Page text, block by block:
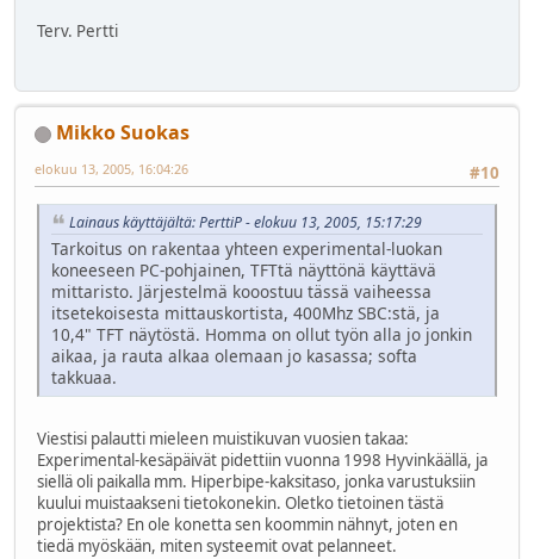
Terv. Pertti
Mikko Suokas
#10
elokuu 13, 2005, 16:04:26
Lainaus käyttäjältä: PerttiP - elokuu 13, 2005, 15:17:29
Tarkoitus on rakentaa yhteen experimental-luokan
koneeseen PC-pohjainen, TFTtä näyttönä käyttävä
mittaristo. Järjestelmä kooostuu tässä vaiheessa
itsetekoisesta mittauskortista, 400Mhz SBC:stä, ja
10,4" TFT näytöstä. Homma on ollut työn alla jo jonkin
aikaa, ja rauta alkaa olemaan jo kasassa; softa
takkuaa.
Viestisi palautti mieleen muistikuvan vuosien takaa:
Experimental-kesäpäivät pidettiin vuonna 1998 Hyvinkäällä, ja
siellä oli paikalla mm. Hiperbipe-kaksitaso, jonka varustuksiin
kuului muistaakseni tietokonekin. Oletko tietoinen tästä
projektista? En ole konetta sen koommin nähnyt, joten en
tiedä myöskään, miten systeemit ovat pelanneet.